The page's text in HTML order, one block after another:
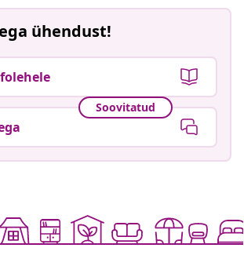
ühendust!
Soovitatud